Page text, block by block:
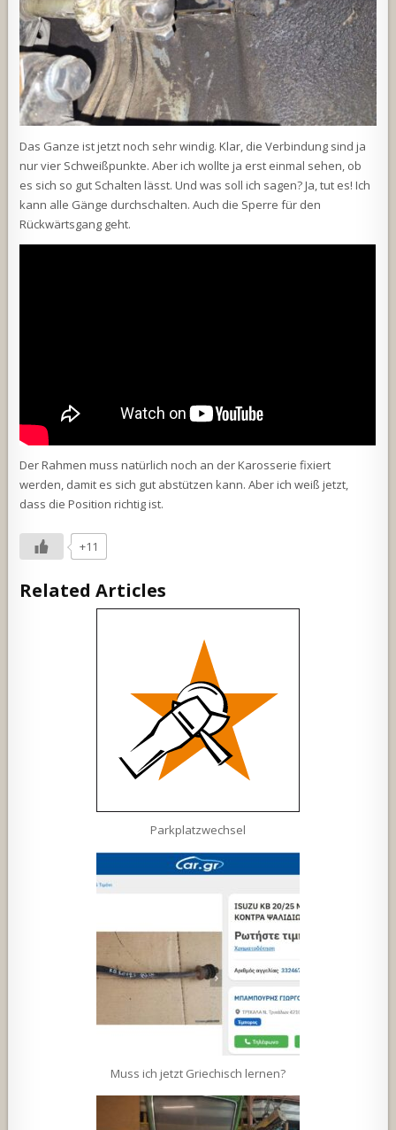
Das Ganze ist jetzt noch sehr windig. Klar, die Verbindung sind ja
nur vier Schweißpunkte. Aber ich wollte ja erst einmal sehen, ob
es sich so gut Schalten lässt. Und was soll ich sagen? Ja, tut es! Ich
kann alle Gänge durchschalten. Auch die Sperre für den
Rückwärtsgang geht.
Der Rahmen muss natürlich noch an der Karosserie fixiert
werden, damit es sich gut abstützen kann. Aber ich weiß jetzt,
dass die Position richtig ist.
+11
Related Articles
Parkplatzwechsel
Muss ich jetzt Griechisch lernen?